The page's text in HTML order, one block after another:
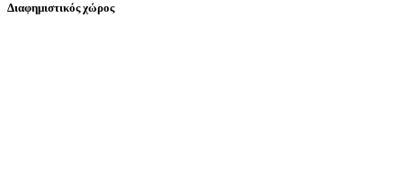
Διαφημιστικός χώρος